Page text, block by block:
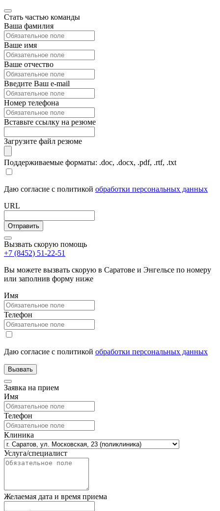
Стать частью команды
Ваша фамилия
Ваше имя
Ваше отчество
Введите Ваш e-mail
Номер телефона
Вставьте ссылку на резюме
Загрузите файл резюме
Поддерживаемые форматы: .doc, .docx, .pdf, .rtf, .txt
Даю согласие с политикой обработки персональных данных
URL
Вызвать скорую помощь
+7 (8452) 51-22-51
Вы можете вызвать скорую в Саратове и Энгельсе по номеру
или заполнив форму ниже
Имя
Телефон
Даю согласие с политикой обработки персональных данных
Заявка на прием
Имя
Телефон
Клиника
Услуга/специалист
Желаемая дата и время приема